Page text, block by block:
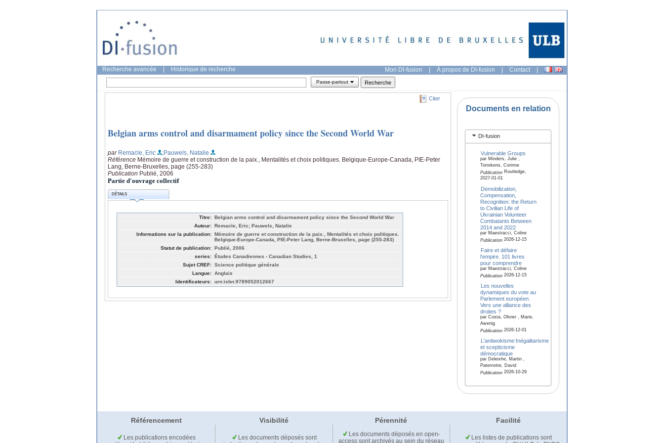
Recherche avancée Historique de recherche Mon DI-fusion | À propos de DI-fusion | Contact |
Passe-partout
Citer
Belgian arms control and disarmament policy since the Second World War
par Remacle, Eric
;Pauwels, Natalie
Référence Mémoire de guerre et construction de la paix., Mentalités et choix politiques. Belgique-Europe-Canada, PIE-Peter
Lang, Berne-Bruxelles, page (255-283)
Publication Publié, 2006
Partie d'ouvrage collectif
DÉTAILS
Titre: Belgian arms control and disarmament policy since the Second World War
Auteur: Remacle, Eric; Pauwels, Natalie
Informations sur la publication: Mémoire de guerre et construction de la paix., Mentalités et choix politiques.
Belgique-Europe-Canada, PIE-Peter Lang, Berne-Bruxelles, page (255-283)
Statut de publication: Publié, 2006
series: Études Canadiennes - Canadian Studies, 1
Sujet CREF: Science politique générale
Langue: Anglais
Identificateurs: urn:isbn:9789052012667
Documents en relation
DI-fusion
Vulnerable Groups
par Minders, Julie ,
Torrekens, Corinne
PublicationRoutledge,
2027-01-01
Demobilization,
Compensation,
Recognition: the Return
to Civilian Life of
Ukrainian Volunteer
Combatants Between
2014 and 2022
par Maestracci, Coline
Publication2026-12-15
Faire et défaire
l'empire. 101 livres
pour comprendre
par Maestracci, Coline
Publication2026-12-15
Les nouvelles
dynamiques du vote au
Parlement européen.
Vers une alliance des
droites ?
par Costa, Olivier , Marie,
Awenig
Publication2026-12-01
L'antiwokisme:Inégalitarisme
et scepticisme
démocratique
par Deleixhe, Martin ,
Paternotte, David
Publication2026-10-29
Référencement Visibilité Pérennité Facilité
Les publications encodées
Les documents déposés sont
Les documents déposés en open-
access sont archivés au sein du réseau
Les listes de publications sont